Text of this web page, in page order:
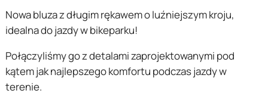
Nowa bluza z długim rękawem o luźniejszym kroju,
idealna do jazdy w bikeparku!
Połączyliśmy go z detalami zaprojektowanymi pod
kątem jak najlepszego komfortu podczas jazdy w
terenie.